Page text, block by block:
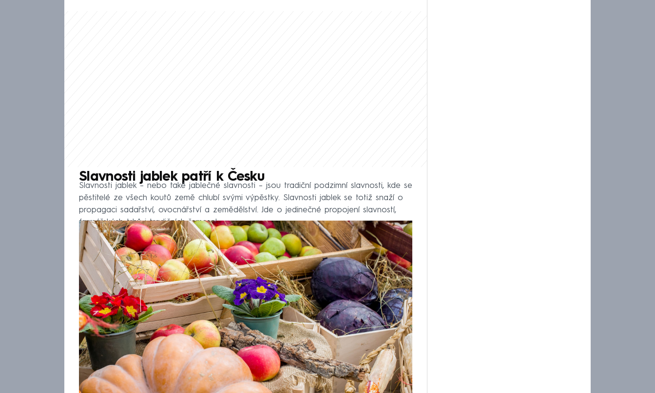
Slavnosti jablek patří k Česku
Slavnosti jablek – nebo také jablečné slavnosti – jsou tradiční podzimní slavnosti, kde se
pěstitelé ze všech koutů země chlubí svými výpěstky. Slavnosti jablek se totiž snaží o
propagaci sadařství, ovocnářství a zemědělství. Jde o jedinečné propojení slavností,
farmářských trhů i tradičních řemesel.